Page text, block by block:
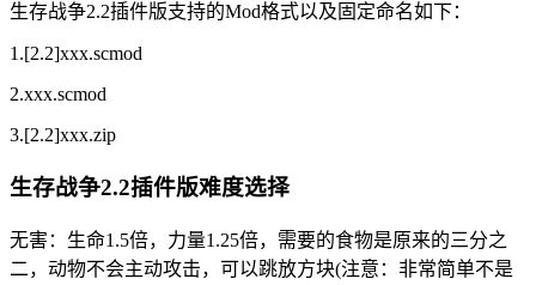
生存战争2.2插件版支持的Mod格式以及固定命名如下：
1.[2.2]xxx.scmod
2.xxx.scmod
3.[2.2]xxx.zip
生存战争2.2插件版难度选择
无害：生命1.5倍，力量1.25倍，需要的食物是原来的三分之
二，动物不会主动攻击，可以跳放方块(注意：非常简单不是